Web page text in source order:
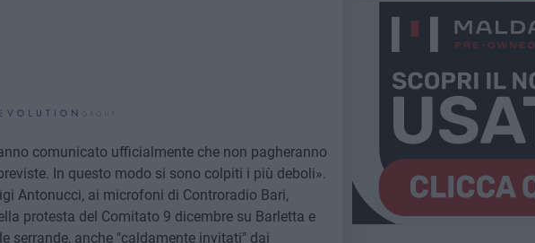
comunicato ufficialmente che non pagheranno
In questo modo si sono colpiti i più deboli».
Antonucci, ai microfoni di Controradio Bari,
protesta del Comitato 9 dicembre su Barletta e
serrande, anche "caldamente invitati" dai